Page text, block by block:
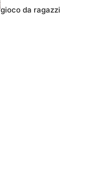
gioco da ragazzi